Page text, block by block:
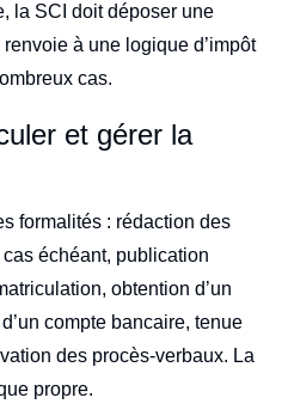
la SCI doit déposer une
à une logique d’impôt
cas.
et gérer la
formalités : rédaction des
échéant, publication
obtention d’un
compte bancaire, tenue
des procès-verbaux. La
propre.